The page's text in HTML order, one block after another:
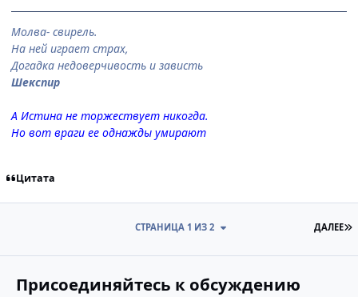
Молва- свирель.
На ней играет страх,
Догадка недоверчивость и зависть
Шекспир
А Истина не торжествует никогда.
Но вот враги ее однажды умирают
Цитата
ДАЛЕЕ
СТРАНИЦА 1 ИЗ 2
Присоединяйтесь к обсуждению